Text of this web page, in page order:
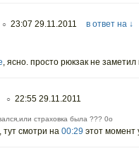
○ 23:07 29.11.2011 в ответ на ↓
, ясно. просто рюкзак не заметил
○ 22:55 29.11.2011
страховка была ??? 0о
, тут смотри на 00:29 этот момент